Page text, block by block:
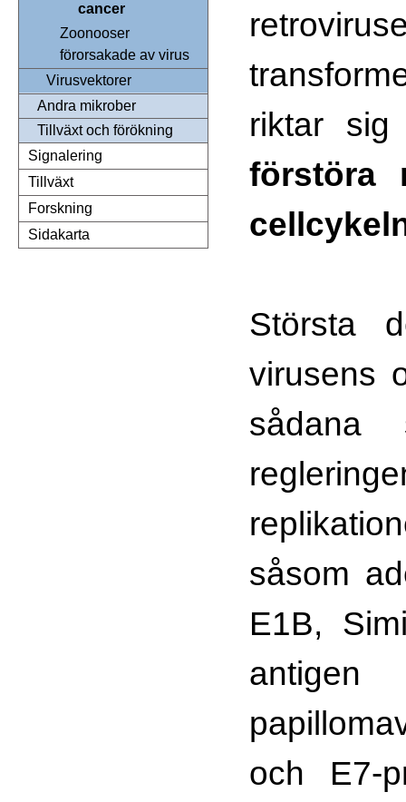
cancer
Zoonooser
förorsakade av virus
Virusvektorer
Andra mikrober
Tillväxt och förökning
Signalering
Tillväxt
Forskning
Sidakarta
riktar
förstöra
Största
virusens
såsom
E1B,
och E7-